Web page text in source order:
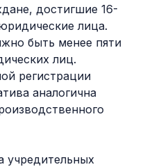
достигшие 16-
лица.
быть менее пяти
лиц.
регистрации
аналогична
учредительных